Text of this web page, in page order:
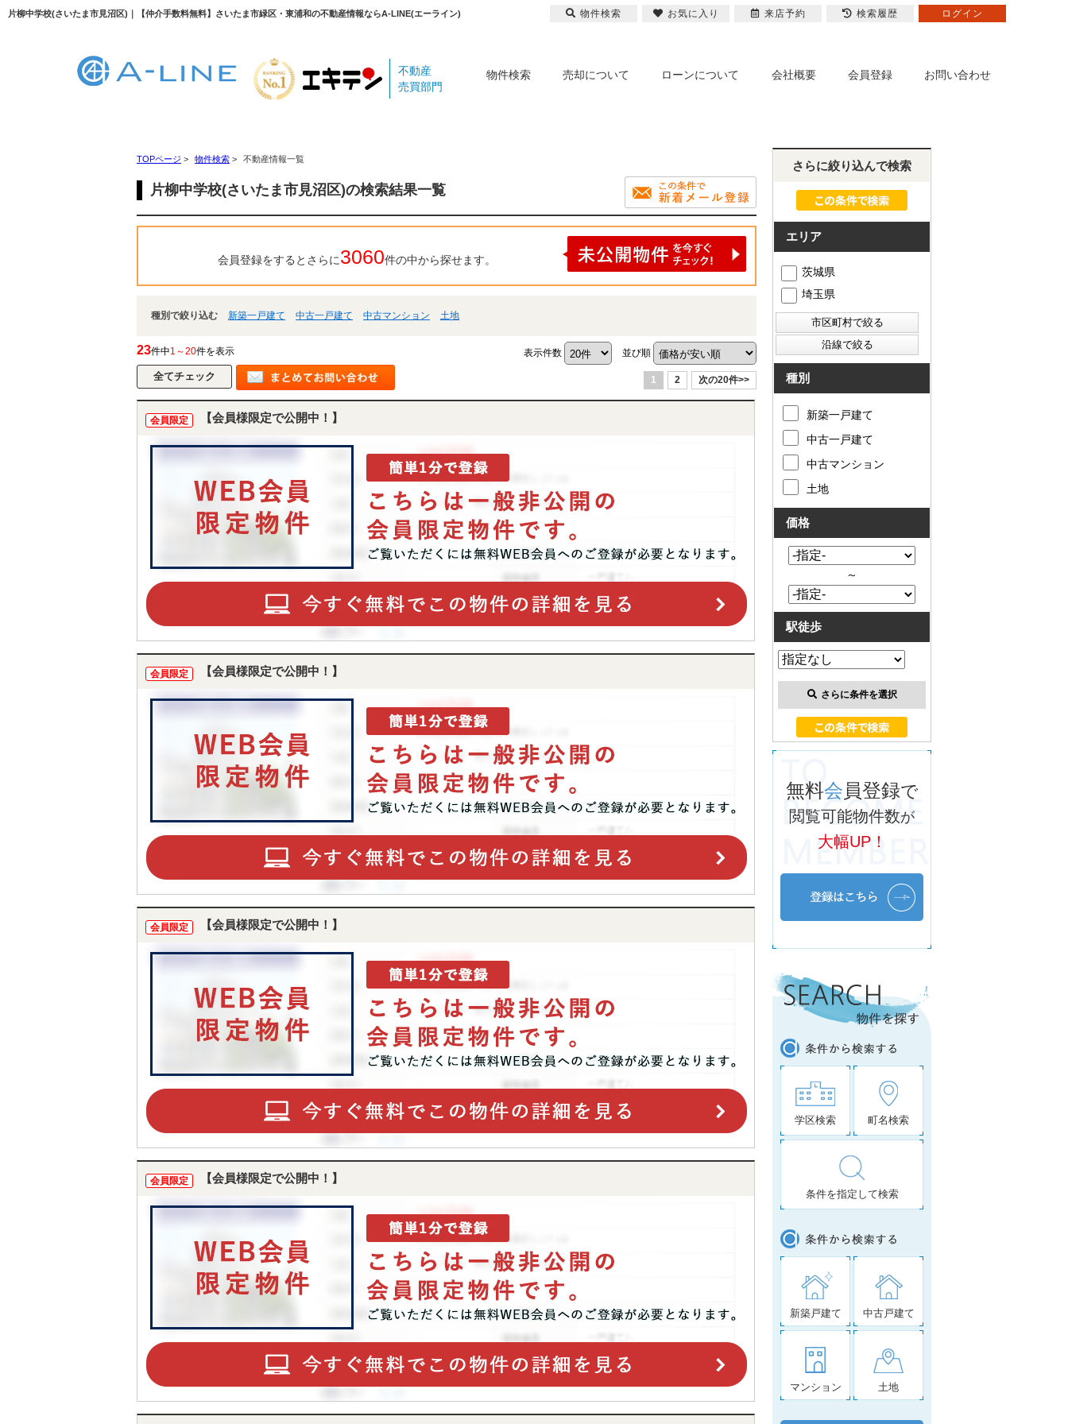
片柳中学校(さいたま市見沼区)｜【仲介手数料無料】さいたま市緑区・東浦和の不動産情報ならA-LINE(エーライン)
不動産
売買部門
物件検索 売却について ローンについて 会社概要 会員登録 お問い合わせ
TOPページ > 物件検索 > 不動産情報一覧
片柳中学校(さいたま市見沼区)の検索結果一覧
会員登録をするとさらに3060件の中から探せます。
種別で絞り込む 新築一戸建て 中古一戸建て 中古マンション 土地
23件中1～20件を表示 表示件数 並び順
1 2 次の20件>>
会員限定 【会員様限定で公開中！】
会員限定 【会員様限定で公開中！】
会員限定 【会員様限定で公開中！】
会員限定 【会員様限定で公開中！】
さらに絞り込んで検索
エリア
茨城県
埼玉県
種別
新築一戸建て
中古一戸建て
中古マンション
土地
価格
～
駅徒歩
さらに条件を選択
無料会員登録で
閲覧可能物件数が
大幅UP！
学区検索 町名検索
条件を指定して検索
新築戸建て 中古戸建て
マンション 土地
物件検索 お気に入り 来店予約 検索履歴 ログイン